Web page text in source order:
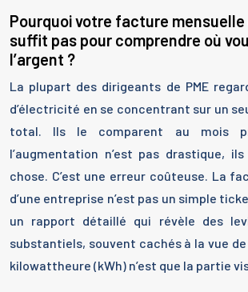
Pourquoi votre facture mensuelle
suffit pas pour comprendre où
l’argent ?
La plupart des dirigeants de PME
d’électricité en se concentrant sur un
total. Ils le comparent au mois
l’augmentation n’est pas drastique,
chose. C’est une erreur coûteuse. La
d’une entreprise n’est pas un simple
un rapport détaillé qui révèle des
substantiels, souvent cachés à la vue
kilowattheure (kWh) n’est que la partie